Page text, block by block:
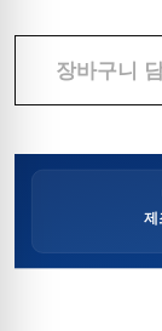
장바구니 담